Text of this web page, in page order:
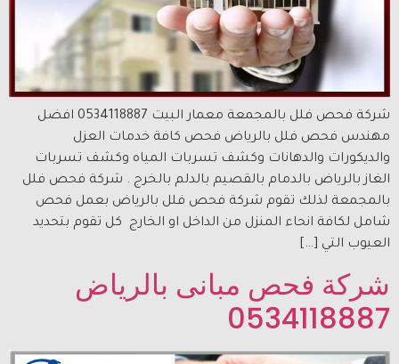
شركة فحص فلل بالمجمعة معمار البيت 0534118887 افضل
مهندس فحص فلل بالرياض فحص كافة خدمات العزل
والديكورات والدهانات وكشف تسربات المياه وكشف تسربات
الغاز بالرياض بالدمام بالقصيم بالدلم بالخرج . شركة فحص فلل
بالمجمعة لذلك تقوم شركة فحص فلل بالرياض بعمل فحص
شامل لكافة انحاء المنزل من الداخل او الخارج كل تقوم بتحديد
العيوب التي […]
شركة فحص مبانى بالرياض
0534118887